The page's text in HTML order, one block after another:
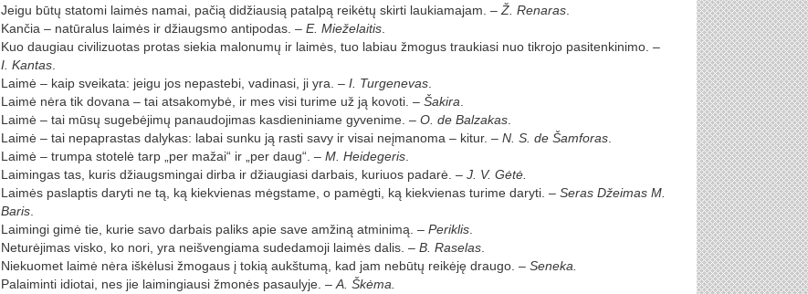
Jeigu būtų statomi laimės namai, pačią didžiausią patalpą reikėtų skirti laukiamajam. – Ž. Renaras.
Kančia – natūralus laimės ir džiaugsmo antipodas. – E. Mieželaitis.
Kuo daugiau civilizuotas protas siekia malonumų ir laimės, tuo labiau žmogus traukiasi nuo tikrojo pasitenkinimo. –
I. Kantas.
Laimė – kaip sveikata: jeigu jos nepastebi, vadinasi, ji yra. – I. Turgenevas.
Laimė nėra tik dovana – tai atsakomybė, ir mes visi turime už ją kovoti. – Šakira
Laimė – tai mūsų sugebėjimų panaudojimas kasdieniniame gyvenime. – O. de Balzakas.
Laimė – tai nepaprastas dalykas: labai sunku ją rasti savy ir visai neįmanoma – kitur. – N. S. de Šamforas.
Laimė – trumpa stotelė tarp „per mažai“ ir „per daug“. – M. Heidegeris.
Laimingas tas, kuris džiaugsmingai dirba ir džiaugiasi darbais, kuriuos padarė. – J. V. Gėtė.
Laimės paslaptis daryti ne tą, ką kiekvienas mėgstame, o pamėgti, ką kiekvienas turime daryti. – Seras Džeimas M.
Baris.
Laimingi gimė tie, kurie savo darbais paliks apie save amžiną atminimą. – Periklis.
Neturėjimas visko, ko nori, yra neišvengiama sudedamoji laimės dalis. – B. Raselas.
Niekuomet laimė nėra iškėlusi žmogaus į tokią aukštumą, kad jam nebūtų reikėję draugo. – Seneka.
Palaiminti idiotai, nes jie laimingiausi žmonės pasaulyje. – A. Škėma.